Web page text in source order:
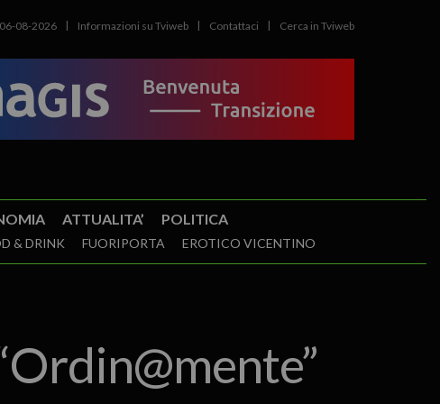
08-2026 Informazioni su Tviweb Contattaci Cerca in Tviweb
ATTUALITA’ POLITICA
& DRINK FUORIPORTA EROTICO VICENTINO